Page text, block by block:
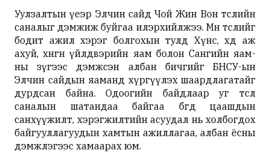
Уулзалтын үеэр Элчин сайдЧой Жин Вонтөслийн
саналыг дэмжиж буйгаа илэрхийлжээ. Мөн төслийг
бодит ажил хэрэг болгохын тулд Хүнс, хөдөө аж
ахуй, хөнгөн үйлдвэрийн яамболон Сангийн яам-
ны зүгээс дэмжсэн албан бичгийг БНСУ-ын
Элчин сайдын яаманд хүргүүлэх шаардлагатайг
дурдсан байна. Одоогийн байдлаар уг төсөл
саналын шатандаа байгаа бөгөөд цаашдын
санхүүжилт, хэрэгжилтийн асуудал нь холбогдох
байгууллагуудын хамтын ажиллагаа, албан ёсны
дэмжлэгээс хамаарах юм.